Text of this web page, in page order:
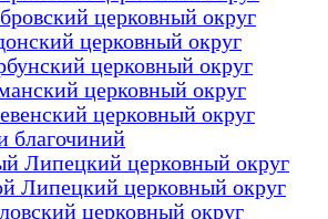
церковный округ
церковный округ
церковный округ
церковный округ
церковный округ
благочиний
Липецкий церковный округ
Липецкий церковный округ
церковный округ